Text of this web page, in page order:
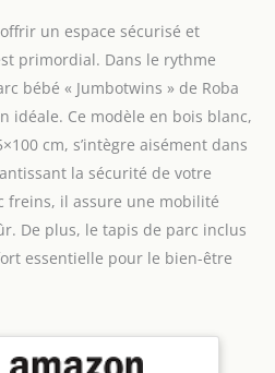
un espace sécurisé et
primordial. Dans le rythme
bébé « Jumbotwins » de Roba
idéale. Ce modèle en bois blanc,
cm, s’intègre aisément dans
la sécurité de votre
freins, il assure une mobilité
De plus, le tapis de parc inclus
essentielle pour le bien-être